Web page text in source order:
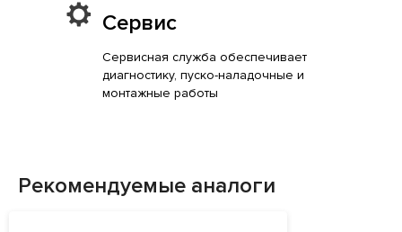
Сервис
Сервисная служба обеспечивает
диагностику, пуско-наладочные и
монтажные работы
Рекомендуемые аналоги